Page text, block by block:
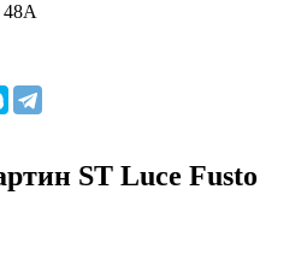
48А
ST Luce Fusto